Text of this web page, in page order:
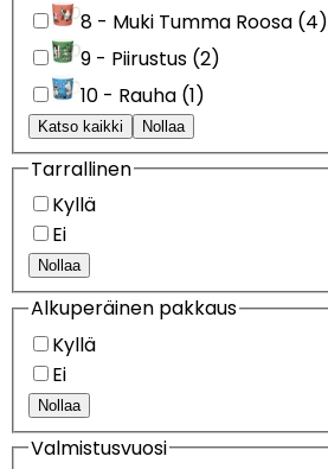
8 - Muki Tumma Roosa (4)
9 - Piirustus (2)
10 - Rauha (1)
Katso kaikki Nollaa
Tarrallinen
Kyllä
Ei
Nollaa
Alkuperäinen pakkaus
Kyllä
Ei
Nollaa
Valmistusvuosi